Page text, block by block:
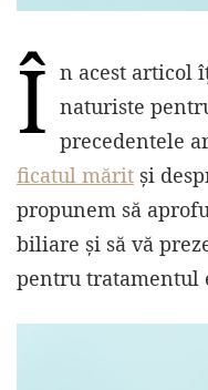
Î n acest articol
naturiste
precedentele
ficatul mărit și
propunem să
biliare și să vă
pentru tratamentul